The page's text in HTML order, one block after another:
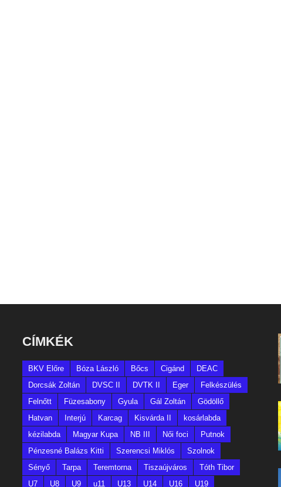
CÍMKÉK
BKV Előre Bóza László Bőcs Cigánd
DEAC
Dorcsák Zoltán
DVSC II DVTK II Eger
Felkészülés
Felnőtt
Füzesabony Gyula Gál Zoltán
Gödöllő
Hatvan
Interjú Karcag Kisvárda II
kosárlabda
kézilabda
Magyar Kupa NB III Női foci
Putnok
Pénzesné Balázs Kitti
Szerencsi Miklós
Szolnok
Sényő
Tarpa Teremtorna Tiszaújváros
Tóth Tibor
U7
U8 U9 u11 U13 U14 U16 U19